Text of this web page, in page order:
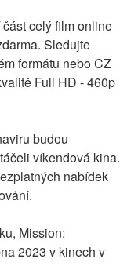
celý film online
Sledujte
formátu nebo CZ
Full HD - 460p
budou
víkendová kina.
nabídek
Mission:
2023 v kinech v